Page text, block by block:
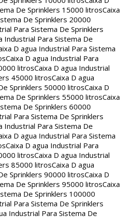
De Sprinklers 15000 litrosCaixa
De Sprinklers 20000
Para Sistema De Sprinklers
Industrial Para Sistema De
D agua Industrial Para Sistema
Caixa D agua Industrial Para
litrosCaixa D agua Industrial
45000 litrosCaixa D agua
Sprinklers 50000 litrosCaixa D
De Sprinklers 55000 litrosCaixa
De Sprinklers 60000
Para Sistema De Sprinklers
Industrial Para Sistema De
D agua Industrial Para Sistema
Caixa D agua Industrial Para
litrosCaixa D agua Industrial
85000 litrosCaixa D agua
Sprinklers 90000 litrosCaixa D
De Sprinklers 95000 litrosCaixa
De Sprinklers 100000
Para Sistema De Sprinklers
Industrial Para Sistema De